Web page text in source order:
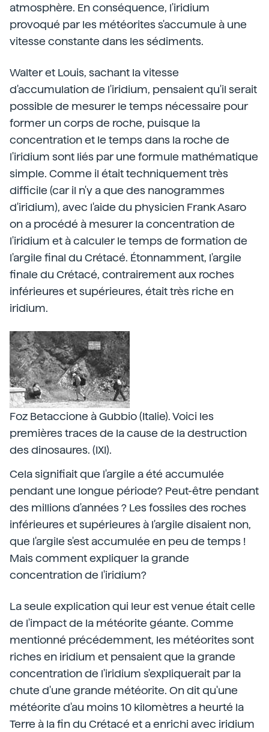
atmosphère. En conséquence, l'iridium
provoqué par les météorites s'accumule à une
vitesse constante dans les sédiments.
Walter et Louis, sachant la vitesse
d'accumulation de l'iridium, pensaient qu'il serait
possible de mesurer le temps nécessaire pour
former un corps de roche, puisque la
concentration et le temps dans la roche de
l'iridium sont liés par une formule mathématique
simple. Comme il était techniquement très
difficile (car il n'y a que des nanogrammes
d'iridium), avec l'aide du physicien Frank Asaro
on a procédé à mesurer la concentration de
l'iridium et à calculer le temps de formation de
l'argile final du Crétacé. Étonnamment, l'argile
finale du Crétacé, contrairement aux roches
inférieures et supérieures, était très riche en
iridium.
Foz Betaccione à Gubbio (Italie). Voici les
premières traces de la cause de la destruction
des dinosaures. (IXI).
Cela signifiait que l'argile a été accumulée
pendant une longue période? Peut-être pendant
des millions d'années ? Les fossiles des roches
inférieures et supérieures à l'argile disaient non,
que l'argile s'est accumulée en peu de temps !
Mais comment expliquer la grande
concentration de l'iridium?
La seule explication qui leur est venue était celle
de l'impact de la météorite géante. Comme
mentionné précédemment, les météorites sont
riches en iridium et pensaient que la grande
concentration de l'iridium s'expliquerait par la
chute d'une grande météorite. On dit qu'une
météorite d'au moins 10 kilomètres a heurté la
Terre à la fin du Crétacé et a enrichi avec iridium